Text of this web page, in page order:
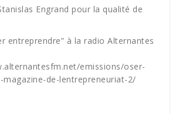
Engrand pour la qualité de
entreprendre” à la radio Alternantes
emissions/oser-
magazine-de-lentrepreneuriat-2/